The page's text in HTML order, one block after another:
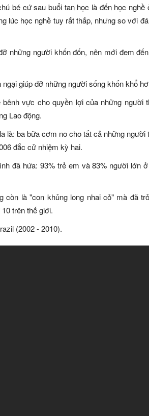
bé cứ sau buổi tan học là đến học nghề
lúc học nghề tuy rất thấp, nhưng so với
những người khốn đốn, nên mới đem
giúp đỡ những người sống khốn khổ
vực cho quyền lợi của những người
Lao động.
là: ba bữa cơm no cho tất cả những người
đắc cử nhiệm kỳ hai.
đã hứa: 93% trẻ em và 83% người lớn
là "con khủng long nhai cỏ" mà đã
trên thế giới.
(2002 - 2010).